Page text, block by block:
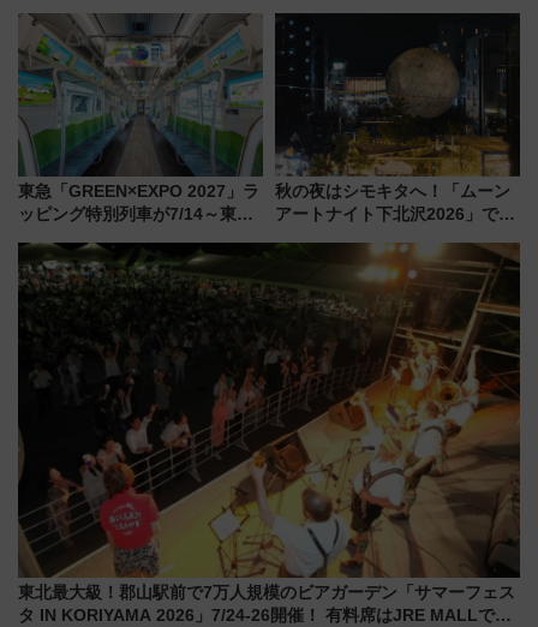
ーン始まる 条件は「夏の国内
線に2回搭乗」
東急「GREEN×EXPO 2027」ラ
ッピング特別列車が7/14～東
ー！ 注目の編成やデザインまと
め
秋の夜はシモキタへ！「ムーン
アートナイト下北沢2026」でイ
を満喫しよう
東北最大級！郡山駅前で7万人規模のビアガーデン「サマーフェス
タ IN KORIYAMA 2026」7/24-26開催！ 有料席はJRE MALLで予